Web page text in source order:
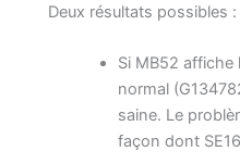
Deux résultats possibles :
Si MB52 affiche
normal
saine. Le
façon dont